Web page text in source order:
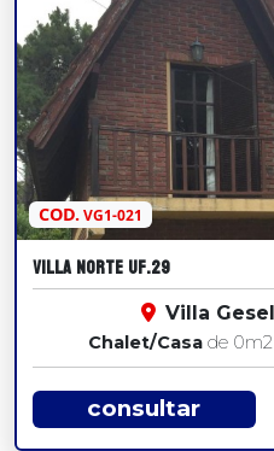
COD.VG1-021
VILLA NORTE UF.29
Villa Gesell
Chalet/Casa de 0m2
consultar